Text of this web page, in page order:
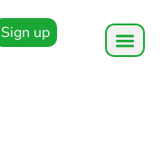
Sign up